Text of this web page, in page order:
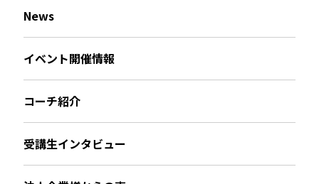
News
イベント開催情報
コーチ紹介
受講生インタビュー